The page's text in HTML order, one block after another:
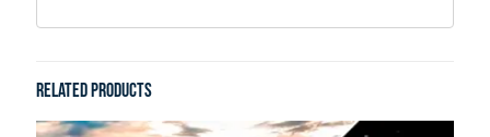
Related products